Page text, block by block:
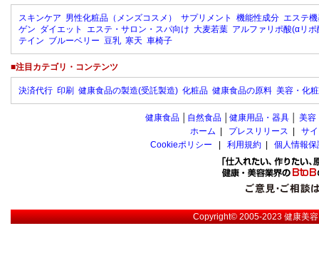
スキンケア 男性化粧品（メンズコスメ） サプリメント 機能性成分 エステ
ゲン ダイエット エステ・サロン・スパ向け 大麦若葉 アルファリポ酸(αリポ
テイン ブルーベリー 豆乳 寒天 車椅子
■注目カテゴリ・コンテンツ
決済代行 印刷 健康食品の製造(受託製造) 化粧品 健康食品の原料 美容・化
健康食品 自然食品 健康用品・器具 美容
ホーム
プレスリリース
サ
Cookieポリシー
利用規約 個人情報
Copyright© 2005-2023健康美